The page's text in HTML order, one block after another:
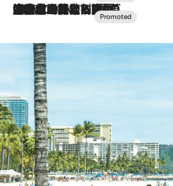
2026.7.10
NEW OPEN！【界 草津】名湯の地に誕生。趣の異なる2種の温泉と上州ならではの会席・蕎麦割烹など美食を味わう究極の癒やし旅